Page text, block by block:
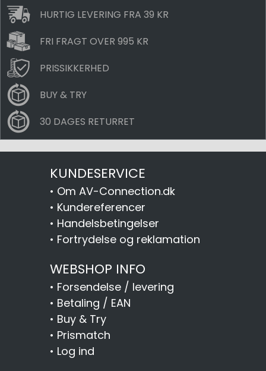
HURTIG LEVERING FRA 39 KR
FRI FRAGT OVER 995 KR
PRISSIKKERHED
BUY & TRY
30 DAGES RETURRET
KUNDESERVICE
• Om AV-Connection.dk
• Kundereferencer
• Handelsbetingelser
• Fortrydelse og reklamation
WEBSHOP INFO
• Forsendelse / levering
• Betaling / EAN
• Buy & Try
• Prismatch
• Log ind